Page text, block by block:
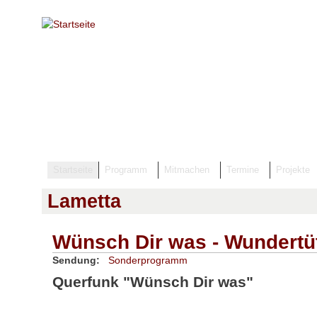
Direkt zum Inhalt
Programm Mitmachen Termine Projekte
Lametta
Wünsch Dir was -
Sendung: Sonderprogramm
Querfunk "Wünsch Dir was"